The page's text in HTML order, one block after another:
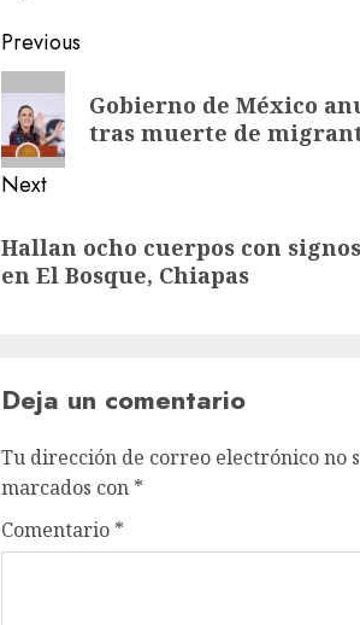
Previous
Gobierno de México
tras muerte de
Next
Hallan ocho cuerpos con
en El Bosque, Chiapas
Deja un comentario
Tu dirección de correo electrónico no
marcados con *
Comentario *